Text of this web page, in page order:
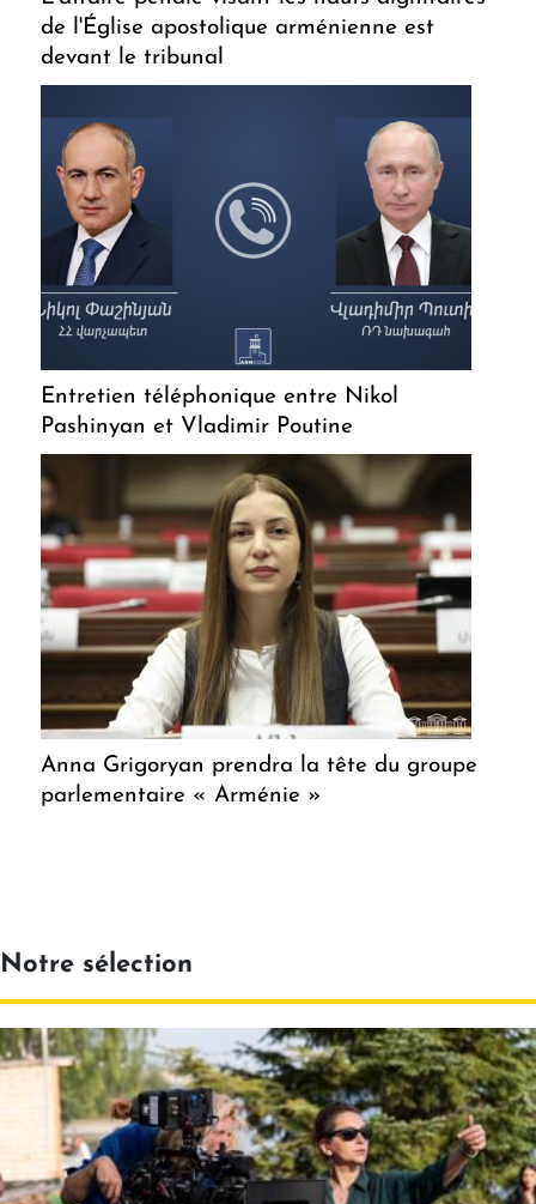
de l'Église apostolique arménienne est
devant le tribunal
Entretien téléphonique entre Nikol
Pashinyan et Vladimir Poutine
Anna Grigoryan prendra la tête du groupe
parlementaire « Arménie »
Notre sélection